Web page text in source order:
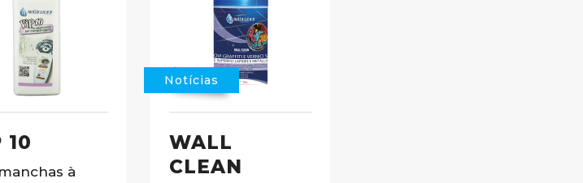
10
à
Notícias
WALL
CLEAN